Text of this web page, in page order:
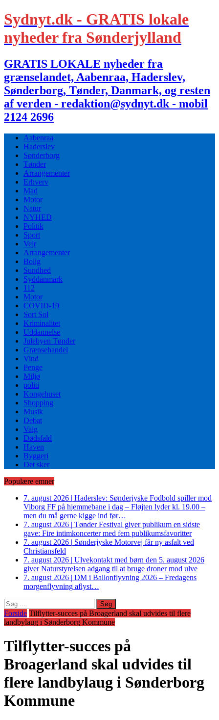
Sydnyt.dk - GRATIS lokale
nyheder fra Sønderjylland
GRATIS LOKALE nyheder fra
grænselandet, Aabenraa, Haderslev,
Sønderborg, Tønder, Danmark, og resten
af verden - redaktion@sydnyt.dk - mobil
2124 2696
Aabenraa
Haderslev
Sønderborg
Tønder
Arrangementer
Erhverv
Mad
Motor
Natur
NYHED
Politik
Sport
Vejr
Arrangementer
Bolig
Sundhed
Syddanmark
112
Motor
COVID-19
Sort Sol
Kriminalitet
Uddannelse
Julebyen Tønder
Grænsehandel
Vind
Penge
Miljø
politi
Kongehuset
Shopping
Musik
Debat
Valg
Dødsfald
Haven
Byggeri
Det sker
Populære emner
7. august 2026 | Haderslev: Sønderjyske Fodbold spiller mod
Viborg FF på hjemmebane i dag – Fløjten lyder kl. 19.00 –
men du må gerne kigge ind før…
7. august 2026 | Tønder Festival giver publikum en sidste
gave: Fire intimkoncerter med fem publikumsfavoritter
7. august 2026 | Sønderjyske Motorvej får ny asfalt ved
Christiansfeld
7. august 2026 | Ulvekontakt med børn den 5. august 2026
giver Naturstyrelsen adgang til at bruge droner mod ulve
7. august 2026 | DM i Ballonflyvning 2026 – Fredagens
morgenflyvning aflyst…
Søg
efter:
Forside Tilflytter-succes på Broagerland skal udvides til flere
landbylaug i Sønderborg Kommune
Tilflytter-succes på
Broagerland skal udvides til
flere landbylaug i Sønderborg
Kommune